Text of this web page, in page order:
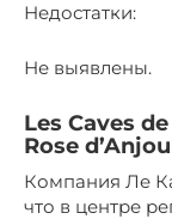
Недостатки:
Не выявлены.
Les Caves
Rose
Компания Ле
что в центре